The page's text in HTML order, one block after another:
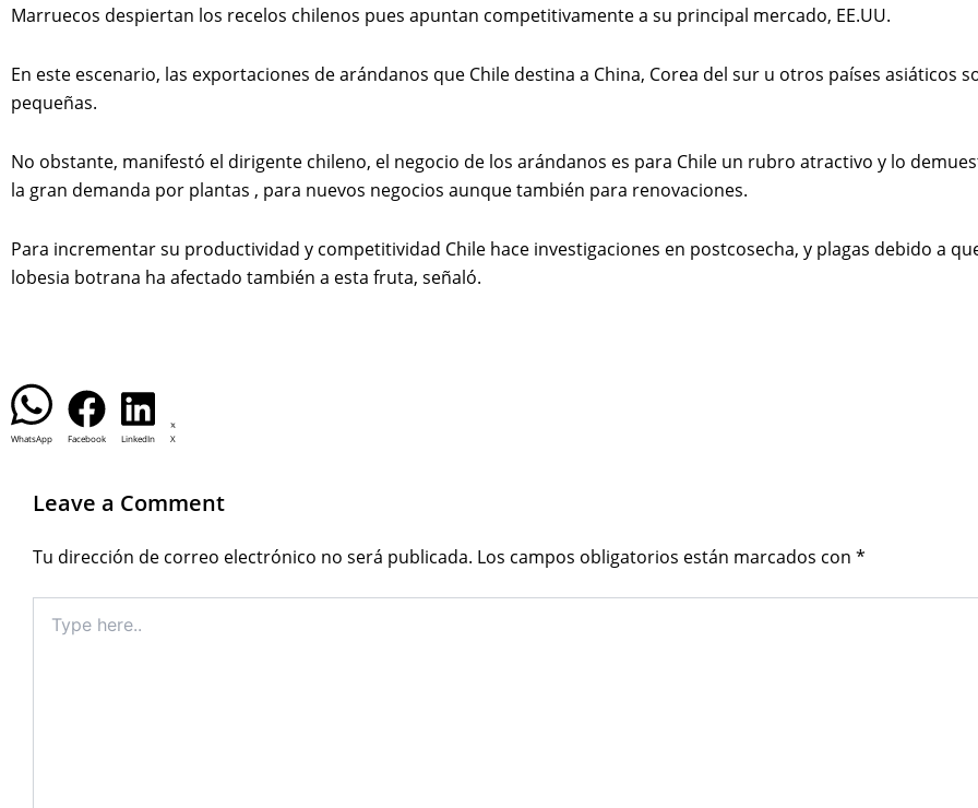
Marruecos despiertan los recelos chilenos pues apuntan competitivamente a su principal mercado, EE.UU.
En este escenario, las exportaciones de arándanos que Chile destina a China, Corea del sur u otros países asiáticos
pequeñas.
No obstante, manifestó el dirigente chileno, el negocio de los arándanos es para Chile un rubro atractivo y lo
la gran demanda por plantas , para nuevos negocios aunque también para renovaciones.
Para incrementar su productividad y competitividad Chile hace investigaciones en postcosecha, y plagas debido a
lobesia botrana ha afectado también a esta fruta, señaló.
WhatsApp Facebook LinkedIn X
Leave a Comment
Tu dirección de correo electrónico no será publicada. Los campos obligatorios están marcados con *
here..